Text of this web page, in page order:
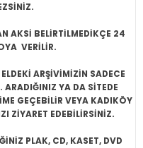
AKSİ BELİRTİLMEDİKÇE 24
VERİLİR.
ARŞİVİMİZİN SADECE
YA DA SİTEDE
GEÇEBİLİR VEYA KADIKÖY
ZİYARET EDEBİLİRSİNİZ.
PLAK, CD, KASET, DVD